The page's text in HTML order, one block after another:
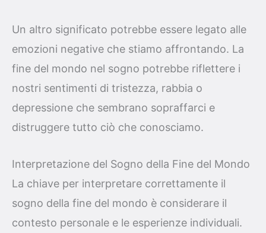
Un altro significato potrebbe essere legato alle
emozioni negative che stiamo affrontando. La
fine del mondo nel sogno potrebbe riflettere i
nostri sentimenti di tristezza, rabbia o
depressione che sembrano sopraffarci e
distruggere tutto ciò che conosciamo.
Interpretazione del Sogno della Fine del Mondo
La chiave per interpretare correttamente il
sogno della fine del mondo è considerare il
contesto personale e le esperienze individuali.